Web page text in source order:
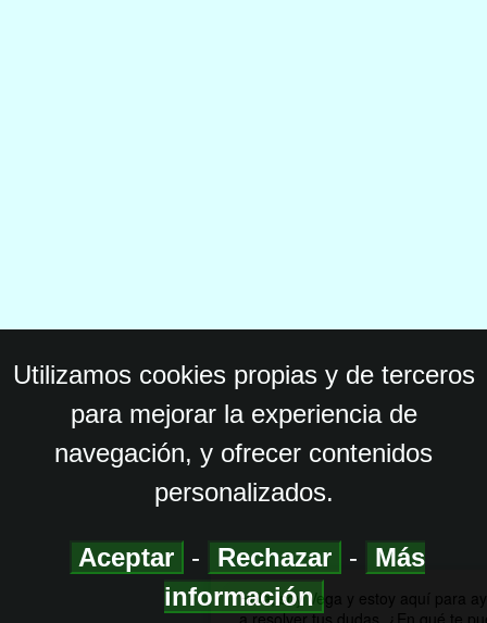
Utilizamos cookies propias y de terceros
para mejorar la experiencia de
navegación, y ofrecer contenidos
personalizados.
Aceptar - Rechazar -
Más
información